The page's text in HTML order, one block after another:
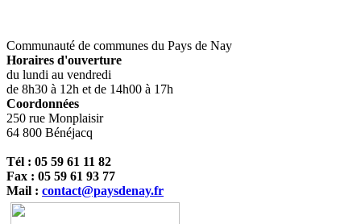
Communauté de communes du Pays de Nay
Horaires d'ouverture
du lundi au vendredi
de 8h30 à 12h et de 14h00 à 17h
Coordonnées
250 rue Monplaisir
64 800 Bénéjacq
Tél : 05 59 61 11 82
Fax : 05 59 61 93 77
Mail : contact@paysdenay.fr